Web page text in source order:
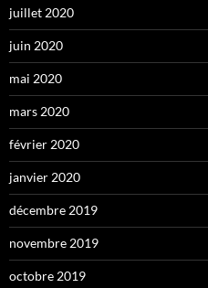
juillet 2020
juin 2020
mai 2020
mars 2020
février 2020
janvier 2020
décembre 2019
novembre 2019
octobre 2019